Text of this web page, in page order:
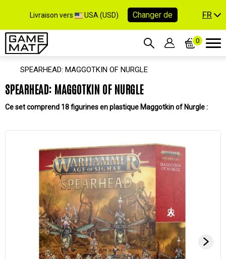
Livraison vers USA (USD) Changer de FR
0
SPEARHEAD: MAGGOTKIN OF NURGLE
SPEARHEAD: MAGGOTKIN OF NURGLE
Ce set comprend 18 figurines en plastique Maggotkin of Nurgle :